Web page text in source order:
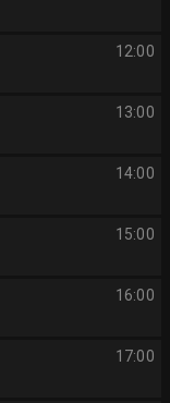
12:00
13:00
14:00
15:00
16:00
17:00